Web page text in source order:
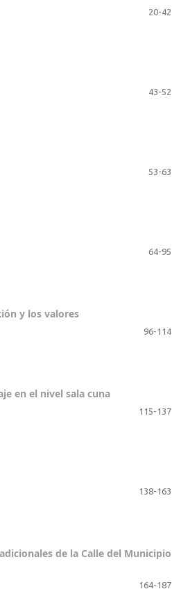
20-42
43-52
53-63
64-95
y los valores
96-114
en el nivel sala cuna
115-137
138-163
de la Calle del Municipio
164-187